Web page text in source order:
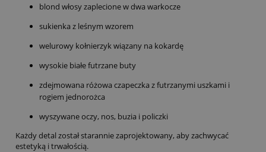
blond włosy zaplecione w dwa warkocze
sukienka z leśnym wzorem
welurowy kołnierzyk wiązany na kokardę
wysokie białe futrzane buty
zdejmowana różowa czapeczka z futrzanymi uszkami i
rogiem jednorożca
wyszywane oczy, nos, buzia i policzki
Każdy detal został starannie zaprojektowany, aby zachwycać
estetyką i trwałością.